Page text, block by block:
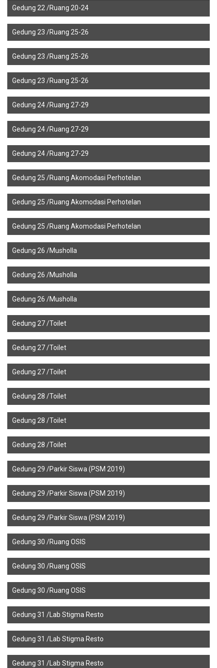
Gedung 22 /Ruang 20-24
Gedung 23 /Ruang 25-26
Gedung 23 /Ruang 25-26
Gedung 23 /Ruang 25-26
Gedung 24 /Ruang 27-29
Gedung 24 /Ruang 27-29
Gedung 24 /Ruang 27-29
Gedung 25 /Ruang Akomodasi Perhotelan
Gedung 25 /Ruang Akomodasi Perhotelan
Gedung 25 /Ruang Akomodasi Perhotelan
Gedung 26 /Musholla
Gedung 26 /Musholla
Gedung 26 /Musholla
Gedung 27 /Toilet
Gedung 27 /Toilet
Gedung 27 /Toilet
Gedung 28 /Toilet
Gedung 28 /Toilet
Gedung 28 /Toilet
Gedung 29 /Parkir Siswa (PSM 2019)
Gedung 29 /Parkir Siswa (PSM 2019)
Gedung 29 /Parkir Siswa (PSM 2019)
Gedung 30 /Ruang OSIS
Gedung 30 /Ruang OSIS
Gedung 30 /Ruang OSIS
Gedung 31 /Lab Stigma Resto
Gedung 31 /Lab Stigma Resto
Gedung 31 /Lab Stigma Resto